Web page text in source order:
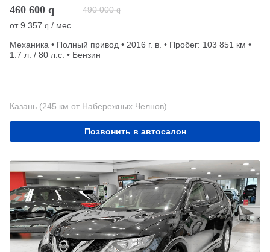
460 600 q 490 000 q
от9 357 q / мес.
Механика • Полный привод • 2016 г. в. • Пробег: 103 851 км •
1.7 л. / 80 л.с. • Бензин
Казань (245 км от Набережных Челнов)
Позвонить в автосалон